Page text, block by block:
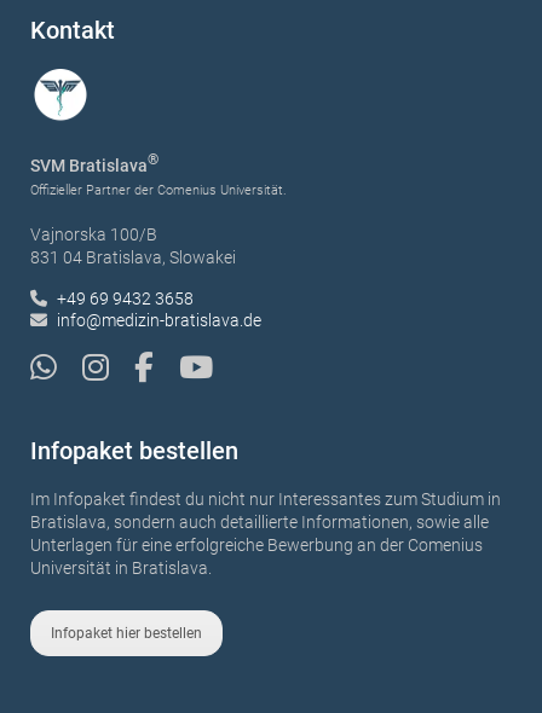
Kontakt
SVM Bratislava®
Offizieller Partner der Comenius Universität.
Vajnorska 100/B
831 04 Bratislava, Slowakei
+49 69 9432 3658
info@medizin-bratislava.de
Infopaket bestellen
Im Infopaket findest du nicht nur Interessantes zum Studium in
Bratislava, sondern auch detaillierte Informationen, sowie alle
Unterlagen für eine erfolgreiche Bewerbung an der Comenius
Universität in Bratislava.
Infopaket hier bestellen